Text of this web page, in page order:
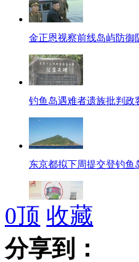
金正恩视察前线岛屿防御
钓鱼岛遇难者遗族批判政
东京都拟下周提交登钓鱼
男子爬25米高广告塔上骂街
0顶 收藏
分享到：